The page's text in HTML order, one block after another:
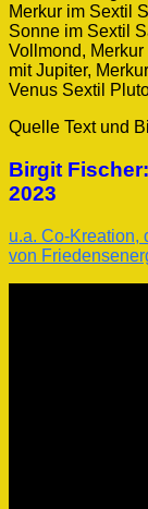
Merkur im Sextil
Sonne im Sextil
Vollmond,
mit Jupiter,
Venus Sextil
Quelle Text und
Birgit
2023
u.a. Co-Kreation,
von